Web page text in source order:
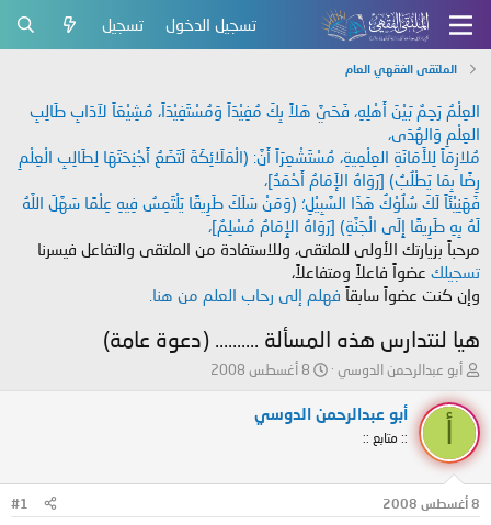
تسجيل الدخول تسجيل
الملتقى الفقهي العام
العِلْمُ رَحِمٌ بَيْنَ أَهْلِهِ، فَحَيَّ هَلاً بِكَ مُفِيْدَاً وَمُسْتَفِيْدَاً، مُشِيْعَاً لآدَابِ طَالِبِ
العِلْمِ وَالهُدَى،
مُلازِمَاً لِلأَمَانَةِ العِلْمِيةِ، مُسْتَشْعِرَاً أَنَّ: (الْمَلَائِكَةَ لَتَضَعُ أَجْنِحَتَهَا لِطَالِبِ الْعِلْمِ
رِضًا بِمَا يَطْلُبُ) [رَوَاهُ الإَمَامُ أَحْمَدُ]،
فَهَنِيْئَاً لَكَ سُلُوْكُ هَذَا السَّبِيْلِ؛ (وَمَنْ سَلَكَ طَرِيقًا يَلْتَمِسُ فِيهِ عِلْمًا سَهَّلَ اللَّهُ
لَهُ بِهِ طَرِيقًا إِلَى الْجَنَّةِ) [رَوَاهُ الإِمَامُ مُسْلِمٌ]،
مرحباً بزيارتك الأولى للملتقى، وللاستفادة من الملتقى والتفاعل فيسرنا
تسجيلك عضواً فاعلاً ومتفاعلاً،
وإن كنت عضواً سابقاً فهلم إلى رحاب العلم من هنا.
هيا لنتدارس هذه المسألة .......... (دعوة عامة)
ب
د
ل
م
و
أبو عبدالرحمن الدوسي
ت
ر
ل
8 أغسطس 2008
أبو عبدالرحمن الدوسي
:: متابع ::
8 أغسطس 2008 #1